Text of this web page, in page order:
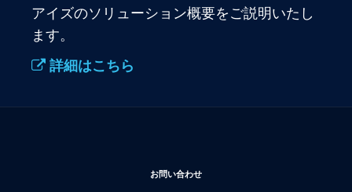
アイズのソリューション概要をご説明いたし
ます。
詳細はこちら
お問い合わせ新しいウィンドウで開く